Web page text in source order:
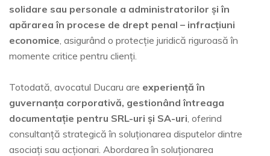
solidare sau personale a administratorilor și în
apărarea în procese de drept penal – infracțiuni
economice , asigurând o protecție juridică riguroasă în
momente critice pentru clienți.
Totodată, avocatul Ducaru are experiență în
guvernanța corporativă, gestionând întreaga
documentație pentru SRL-uri și SA-uri , oferind
consultanță strategică în soluționarea disputelor dintre
asociați sau acționari. Abordarea în soluționarea